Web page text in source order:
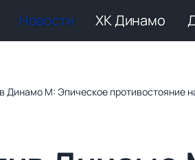
Новости ХК Динамо
Динамо М: Эпическое противостояние